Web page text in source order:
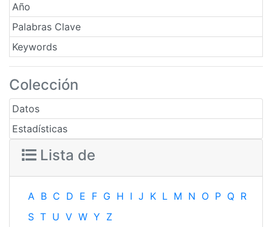
Año
Palabras Clave
Keywords
Colección
Datos
Estadísticas
Lista de
A B C D E F G H I J K L M N O P Q R
S T U V W Y Z